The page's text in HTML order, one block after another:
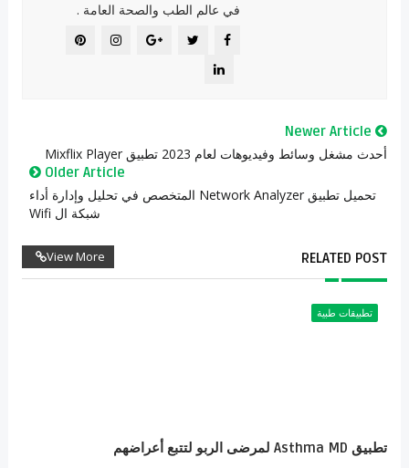
في عالم الطب والصحة العامة .
Newer Article
أحدث مشغل وسائط وفيديوهات لعام 2023 تطبيق Mixflix Player
Older Article
تحميل تطبيق Network Analyzer المتخصص في تحليل وإدارة أداء
شبكة ال Wifi
RELATED POST
View More
تطبيقات طبية
تطبيق Asthma MD لمرضى الربو لتتبع أعراضهم